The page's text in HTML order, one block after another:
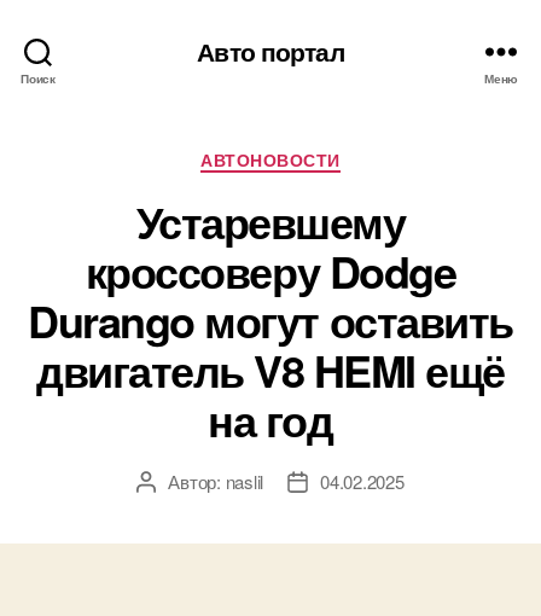
Поиск
Авто портал
Меню
Рубрики
АВТОНОВОСТИ
Устаревшему
кроссоверу Dodge
Durango могут оставить
двигатель V8 HEMI ещё
на год
АвторАвтор: naslil
Дата04.02.2025